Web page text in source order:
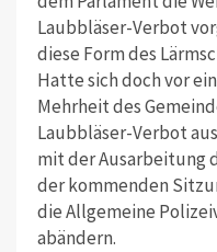
Laubbläser-Verbot
diese Form des
Hatte sich doch vor
Mehrheit des
Laubbläser-Verbot
mit der Ausarbeitung
der kommenden
die Allgemeine
abändern.